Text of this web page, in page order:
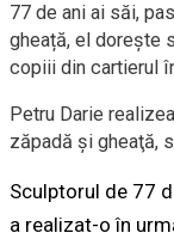
77 de ani ai săi,
gheață, el dorește
copiii din cartierul
Petru Darie
zăpadă şi gheaţă,
Sculptorul de 77
a realizat-o în